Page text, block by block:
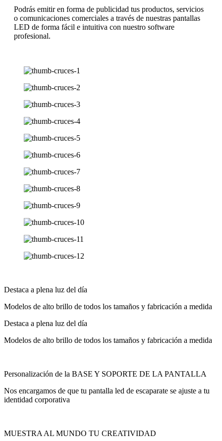
Podrás emitir en forma de publicidad tus productos, servicios
o comunicaciones comerciales a través de nuestras pantallas
LED de forma fácil e intuitiva con nuestro software
profesional.
Destaca a plena luz del día​
Modelos de alto brillo de todos los tamaños y fabricación a medida
Destaca a plena luz del día​
Modelos de alto brillo de todos los tamaños y fabricación a medida
Personalización de la BASE Y SOPORTE DE LA PANTALLA
Nos encargamos de que tu pantalla led de escaparate se ajuste a tu
identidad corporativa
MUESTRA AL MUNDO TU CREATIVIDAD